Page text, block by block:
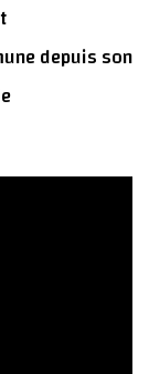
depuis son